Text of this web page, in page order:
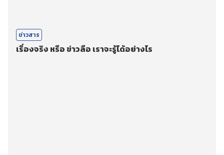
ข่าวสาร
เรื่องจริง หรือ ข่าวลือ เราจะรู้ได้อย่างไร